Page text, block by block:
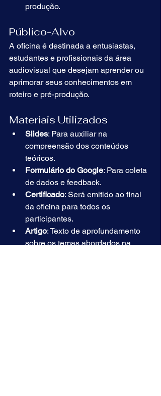
produção.
Público-Alvo
A oficina é destinada a entusiastas,
estudantes e profissionais da área
audiovisual que desejam aprender ou
aprimorar seus conhecimentos em
roteiro e pré-produção.
Materiais Utilizados
Slides: Para auxiliar na
compreensão dos conteúdos
teóricos.
Formulário do Google: Para coleta
de dados e feedback.
Certificado: Será emitido ao final
da oficina para todos os
participantes.
Artigo: Texto de aprofundamento
sobre os temas abordados na